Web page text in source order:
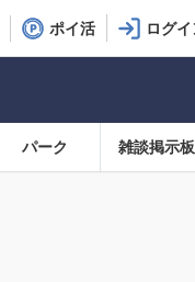
ポイ活
パーク 雑談掲示板